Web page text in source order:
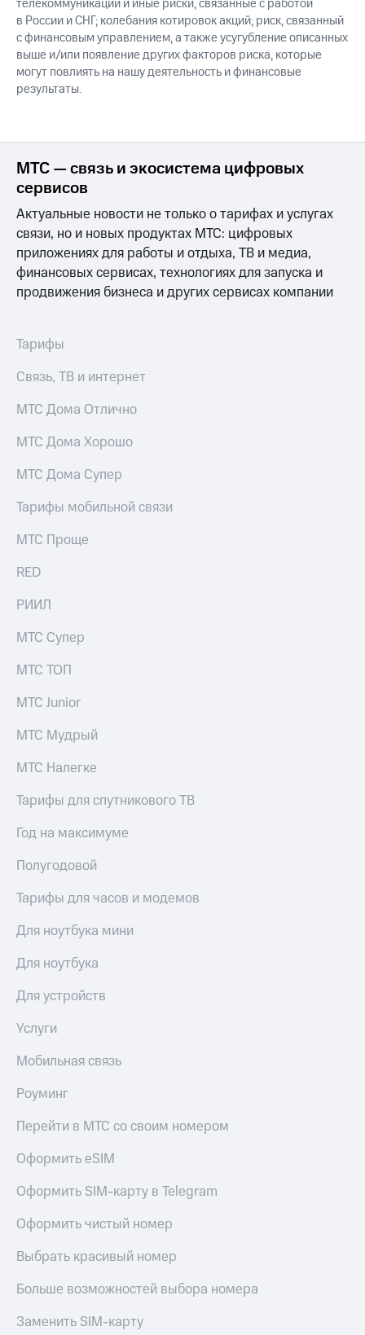
телекоммуникаций и иные риски, связанные с работой
в России и СНГ; колебания котировок акций; риск, связанный
с финансовым управлением, а также усугубление описанных
выше и/или появление других факторов риска, которые
могут повлиять на нашу деятельность и финансовые
результаты.
МТС — связь и экосистема цифровых
сервисов
Актуальные новости не только о тарифах и услугах
связи, но и новых продуктах МТС: цифровых
приложениях для работы и отдыха, ТВ и медиа,
финансовых сервисах, технологиях для запуска и
продвижения бизнеса и других сервисах компании
Тарифы
Связь, ТВ и интернет
МТС Дома Отлично
МТС Дома Хорошо
МТС Дома Супер
Тарифы мобильной связи
МТС Проще
RED
РИИЛ
МТС Супер
МТС ТОП
МТС Junior
МТС Мудрый
МТС Налегке
Тарифы для спутникового ТВ
Год на максимуме
Полугодовой
Тарифы для часов и модемов
Для ноутбука мини
Для ноутбука
Для устройств
Услуги
Мобильная связь
Роуминг
Перейти в МТС со своим номером
Оформить eSIM
Оформить SIM-карту в Telegram
Оформить чистый номер
Выбрать красивый номер
Больше возможностей выбора номера
Заменить SIM-карту